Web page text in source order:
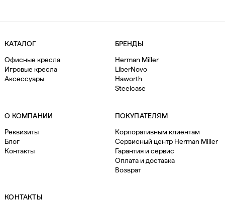
КАТАЛОГ
Офисные кресла
Игровые кресла
Аксессуары
БРЕНДЫ
Herman Miller
LiberNovo
Haworth
Steelcase
ПОКУПАТЕЛЯМ
Корпоративным клиентам
Сервисный центр Herman Miller
Гарантия и сервис
Оплата и доставка
Возврат
О КОМПАНИИ
Реквизиты
Блог
Контакты
КОНТАКТЫ